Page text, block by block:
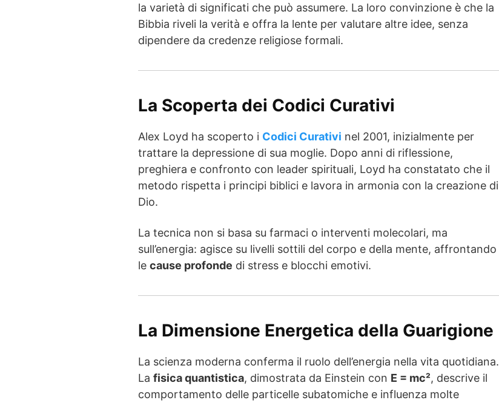
la varietà di significati che può assumere. La loro convinzione è che la
Bibbia riveli la verità e offra la lente per valutare altre idee, senza
dipendere da credenze religiose formali.
La Scoperta dei Codici Curativi
Alex Loyd ha scoperto i Codici Curativi nel 2001, inizialmente per
trattare la depressione di sua moglie. Dopo anni di riflessione,
preghiera e confronto con leader spirituali, Loyd ha constatato che il
metodo rispetta i principi biblici e lavora in armonia con la creazione di
Dio.
La tecnica non si basa su farmaci o interventi molecolari, ma
sull’energia: agisce su livelli sottili del corpo e della mente, affrontando
le cause profonde di stress e blocchi emotivi.
La Dimensione Energetica della Guarigione
La scienza moderna conferma il ruolo dell’energia nella vita quotidiana.
La fisica quantistica, dimostrata da Einstein con E = mc², descrive il
comportamento delle particelle subatomiche e influenza molte